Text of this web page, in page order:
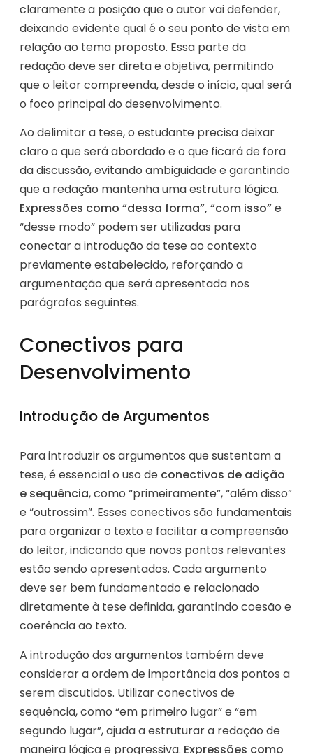
claramente a posição que o autor vai defender,
deixando evidente qual é o seu ponto de vista em
relação ao tema proposto. Essa parte da
redação deve ser direta e objetiva, permitindo
que o leitor compreenda, desde o início, qual será
o foco principal do desenvolvimento.
Ao delimitar a tese, o estudante precisa deixar
claro o que será abordado e o que ficará de fora
da discussão, evitando ambiguidade e garantindo
que a redação mantenha uma estrutura lógica.
Expressões como “dessa forma”, “com isso”e
“desse modo” podem ser utilizadas para
conectar a introdução da tese ao contexto
previamente estabelecido, reforçando a
argumentação que será apresentada nos
parágrafos seguintes.
Conectivos para
Desenvolvimento
Introdução de Argumentos
Para introduzir os argumentos que sustentam a
tese, é essencial o uso de conectivos de adição
e sequência, como “primeiramente”, “além disso”
e “outrossim”. Esses conectivos são fundamentais
para organizar o texto e facilitar a compreensão
do leitor, indicando que novos pontos relevantes
estão sendo apresentados. Cada argumento
deve ser bem fundamentado e relacionado
diretamente à tese definida, garantindo coesão e
coerência ao texto.
A introdução dos argumentos também deve
considerar a ordem de importância dos pontos a
serem discutidos. Utilizar conectivos de
sequência, como “em primeiro lugar” e “em
segundo lugar”, ajuda a estruturar a redação de
maneira lógica e progressiva. Expressões como